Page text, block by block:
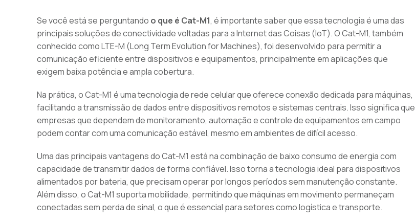
Se você está se perguntando o que é Cat-M1, é importante saber que essa tecnologia é uma das
principais soluções de conectividade voltadas para a Internet das Coisas (IoT). O Cat-M1, também
conhecido como LTE-M (Long Term Evolution for Machines), foi desenvolvido para permitir a
comunicação eficiente entre dispositivos e equipamentos, principalmente em aplicações que
exigem baixa potência e ampla cobertura.
Na prática, o Cat-M1 é uma tecnologia de rede celular que oferece conexão dedicada para máquinas,
facilitando a transmissão de dados entre dispositivos remotos e sistemas centrais. Isso significa que
empresas que dependem de monitoramento, automação e controle de equipamentos em campo
podem contar com uma comunicação estável, mesmo em ambientes de difícil acesso.
Uma das principais vantagens do Cat-M1 está na combinação de baixo consumo de energia com
capacidade de transmitir dados de forma confiável. Isso torna a tecnologia ideal para dispositivos
alimentados por bateria, que precisam operar por longos períodos sem manutenção constante.
Além disso, o Cat-M1 suporta mobilidade, permitindo que máquinas em movimento permaneçam
conectadas sem perda de sinal, o que é essencial para setores como logística e transporte.